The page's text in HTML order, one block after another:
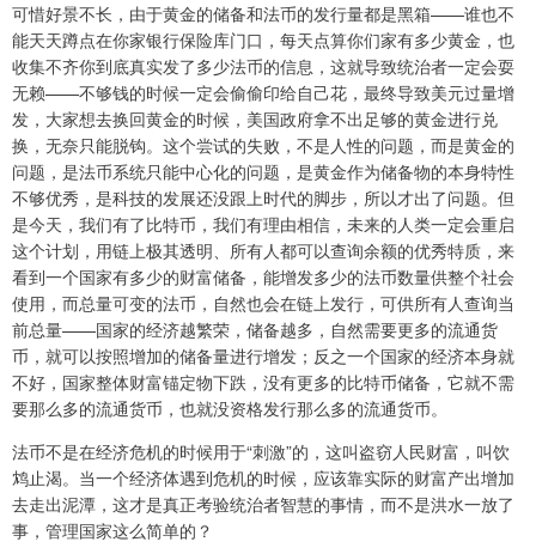
可惜好景不长，由于黄金的储备和法币的发行量都是黑箱——谁也不
能天天蹲点在你家银行保险库门口，每天点算你们家有多少黄金，也
收集不齐你到底真实发了多少法币的信息，这就导致统治者一定会耍
无赖——不够钱的时候一定会偷偷印给自己花，最终导致美元过量增
发，大家想去换回黄金的时候，美国政府拿不出足够的黄金进行兑
换，无奈只能脱钩。这个尝试的失败，不是人性的问题，而是黄金的
问题，是法币系统只能中心化的问题，是黄金作为储备物的本身特性
不够优秀，是科技的发展还没跟上时代的脚步，所以才出了问题。但
是今天，我们有了比特币，我们有理由相信，未来的人类一定会重启
这个计划，用链上极其透明、所有人都可以查询余额的优秀特质，来
看到一个国家有多少的财富储备，能增发多少的法币数量供整个社会
使用，而总量可变的法币，自然也会在链上发行，可供所有人查询当
前总量——国家的经济越繁荣，储备越多，自然需要更多的流通货
币，就可以按照增加的储备量进行增发；反之一个国家的经济本身就
不好，国家整体财富锚定物下跌，没有更多的比特币储备，它就不需
要那么多的流通货币，也就没资格发行那么多的流通货币。
法币不是在经济危机的时候用于“刺激”的，这叫盗窃人民财富，叫饮
鸩止渴。当一个经济体遇到危机的时候，应该靠实际的财富产出增加
去走出泥潭，这才是真正考验统治者智慧的事情，而不是洪水一放了
事，管理国家这么简单的？